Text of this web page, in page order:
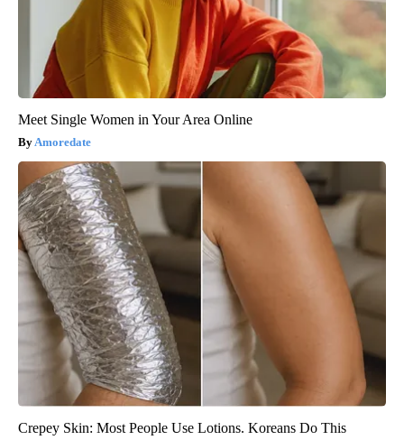
Meet Single Women in Your Area Online
Amoredate
Crepey Skin: Most People Use Lotions. Koreans Do This